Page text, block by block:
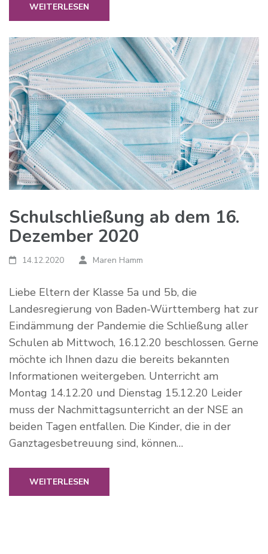
WEITERLESEN
Schulschließung ab dem 16.
Dezember 2020
14.12.2020 Maren Hamm
Liebe Eltern der Klasse 5a und 5b, die
Landesregierung von Baden-Württemberg hat zur
Eindämmung der Pandemie die Schließung aller
Schulen ab Mittwoch, 16.12.20 beschlossen. Gerne
möchte ich Ihnen dazu die bereits bekannten
Informationen weitergeben. Unterricht am
Montag 14.12.20 und Dienstag 15.12.20 Leider
muss der Nachmittagsunterricht an der NSE an
beiden Tagen entfallen. Die Kinder, die in der
Ganztagesbetreuung sind, können…
WEITERLESEN